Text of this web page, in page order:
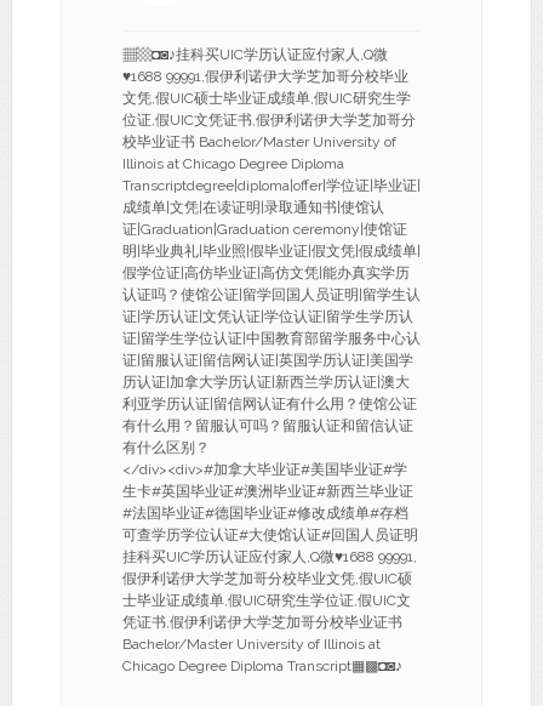
▦▩◘◙♪挂科买UIC学历认证应付家人,Q微
♥1688 99991,假伊利诺伊大学芝加哥分校毕业
文凭,假UIC硕士毕业证成绩单,假UIC研究生学
位证,假UIC文凭证书,假伊利诺伊大学芝加哥分
校毕业证书 Bachelor/Master University of
Illinois at Chicago Degree Diploma
Transcriptdegree|diploma|offer|学位证|毕业证|
成绩单|文凭|在读证明|录取通知书|使馆认
证|Graduation|Graduation ceremony|使馆证
明|毕业典礼|毕业照|假毕业证|假文凭|假成绩单|
假学位证|高仿毕业证|高仿文凭|能办真实学历
认证吗？使馆公证|留学回国人员证明|留学生认
证|学历认证|文凭认证|学位认证|留学生学历认
证|留学生学位认证|中国教育部留学服务中心认
证|留服认证|留信网认证|英国学历认证|美国学
历认证|加拿大学历认证|新西兰学历认证|澳大
利亚学历认证|留信网认证有什么用？使馆公证
有什么用？留服认可吗？留服认证和留信认证
有什么区别？
</div><div>#加拿大毕业证#美国毕业证#学
生卡#英国毕业证#澳洲毕业证#新西兰毕业证
#法国毕业证#德国毕业证#修改成绩单#存档
可查学历学位认证#大使馆认证#回国人员证明
挂科买UIC学历认证应付家人,Q微♥1688 99991,
假伊利诺伊大学芝加哥分校毕业文凭,假UIC硕
士毕业证成绩单,假UIC研究生学位证,假UIC文
凭证书,假伊利诺伊大学芝加哥分校毕业证书
Bachelor/Master University of Illinois at
Chicago Degree Diploma Transcript▦▩◘◙♪